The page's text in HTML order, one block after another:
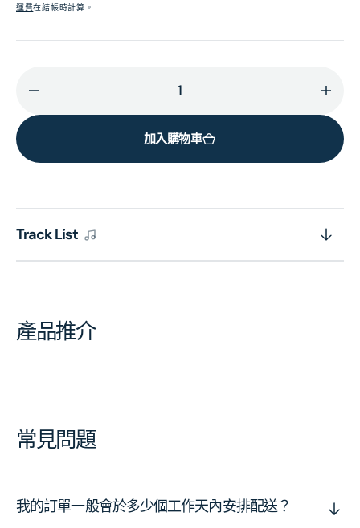
價
運費在結帳時計算。
You
(日
本
的
增
加
You
(日
本
加入購物車
Track List
產品推介
常見問題
我的訂單一般會於多少個工作天內安排配送？